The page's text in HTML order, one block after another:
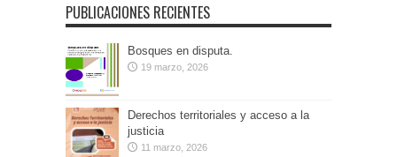
PUBLICACIONES RECIENTES
Bosques en disputa.
19 marzo, 2026
Derechos territoriales y acceso a la
justicia
11 marzo, 2026